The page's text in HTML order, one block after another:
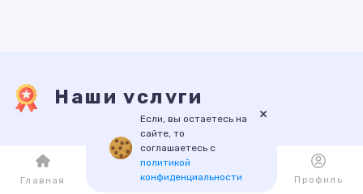
Наши услуги
АРЕНДА НОВОСТРОЙКИ ИПОТЕКА
Если, вы остаетесь на
сайте, то
соглашаетесь с
политикой
конфиденциальности
×
Главная Каталог Избранное Профиль